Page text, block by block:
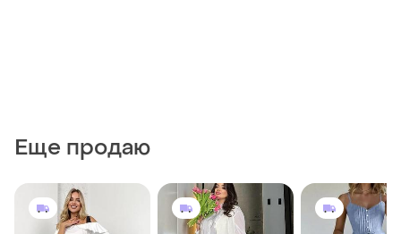
Еще продаю